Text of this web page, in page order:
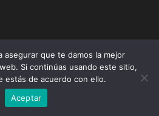
asegurar que te damos la mejor
Si continúas usando este sitio,
estás de acuerdo con ello.
Aceptar